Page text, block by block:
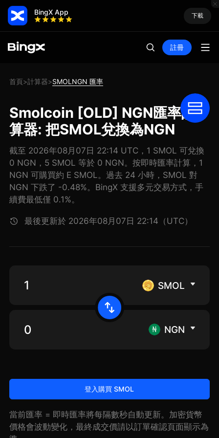
BingX App 下載
註冊
首頁>計算器>SMOLNGN 匯率
Smolcoin [OLD] NGN匯率計
算器: 把SMOL兌換為NGN
截至 2026年08月07日 22:14 UTC，1 SMOL 可兌換
0 NGN，5 SMOL 等於 0 NGN。按即時匯率計算，1
NGN 可購買約 E SMOL。過去 24 小時，SMOL 對
NGN 下跌了 -0.48%。BingX 支援多元交易方式，手
續費最低僅 0.1%。
最後更新於 2026年08月07日 22:14（UTC）
SMOL
NGN
登入購買 SMOL
當前匯率 = 即時匯率將每隔數秒自動更新。加密貨幣
價格會波動變化，最終成交價請以訂單確認頁面顯示為